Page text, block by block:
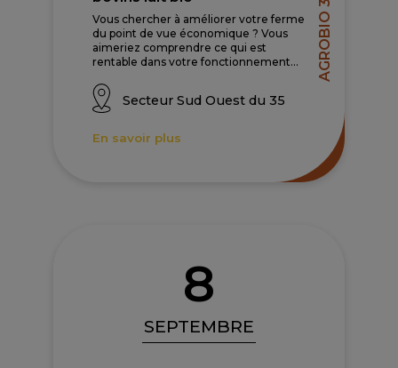
Vous chercher à améliorer votre ferme
du point de vue économique ? Vous
aimeriez comprendre ce qui est
rentable dans votre fonctionnement...
Secteur Sud Ouest du 35
En savoir plus
AGROBIO 35
8
SEPTEMBRE